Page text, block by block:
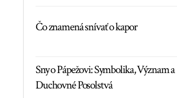
Čo znamená snívať o kapor
Sny o Pápežovi: Symbolika, Význam a
Duchovné Posolstvá